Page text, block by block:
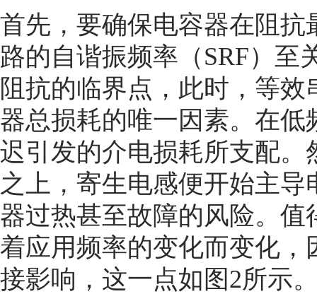
首先，要确保电容器在阻
路的自谐振频率（SRF）至
阻抗的临界点，此时，等
器总损耗的唯一因素。在
迟引发的介电损耗所支配。
之上，寄生电感便开始主
器过热甚至故障的风险。值
着应用频率的变化而变化，
接影响，这一点如图2所示